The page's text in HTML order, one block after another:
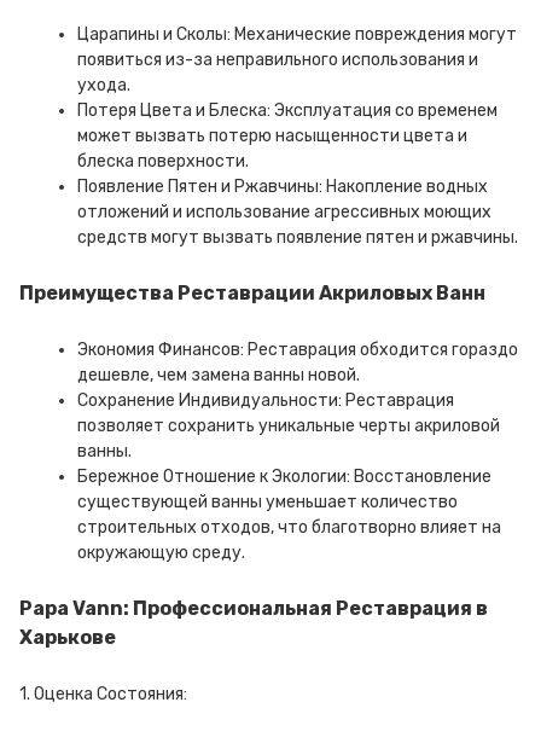
Царапины и Сколы: Механические повреждения могут
появиться из-за неправильного использования и
ухода.
Потеря Цвета и Блеска: Эксплуатация со временем
может вызвать потерю насыщенности цвета и
блеска поверхности.
Появление Пятен и Ржавчины: Накопление водных
отложений и использование агрессивных моющих
средств могут вызвать появление пятен и ржавчины.
Преимущества Реставрации Акриловых Ванн
Экономия Финансов: Реставрация обходится гораздо
дешевле, чем замена ванны новой.
Сохранение Индивидуальности: Реставрация
позволяет сохранить уникальные черты акриловой
ванны.
Бережное Отношение к Экологии: Восстановление
существующей ванны уменьшает количество
строительных отходов, что благотворно влияет на
окружающую среду.
Papa Vann: Профессиональная Реставрация в
Харькове
1. Оценка Состояния: